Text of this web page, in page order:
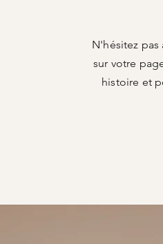
N'hésitez
sur votre
histoire et